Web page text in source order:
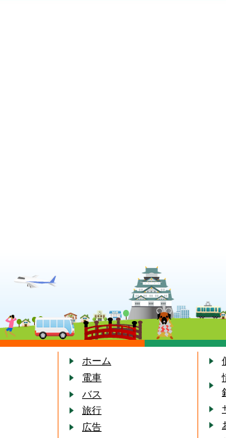
電話でのお問い合わせ
ホーム
電車
バス
旅行
広告